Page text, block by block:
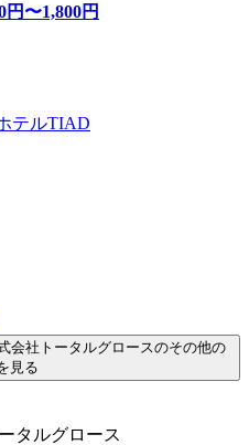
円〜1,800円
テルTIAD
会社トータルグロースのその他の
見る
タルグロース